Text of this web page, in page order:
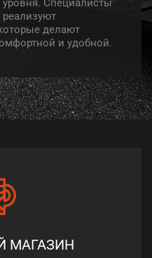
реализуют
делают
и удобной.
МАГАЗИН